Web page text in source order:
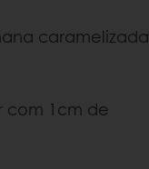
caramelizada
com 1cm de